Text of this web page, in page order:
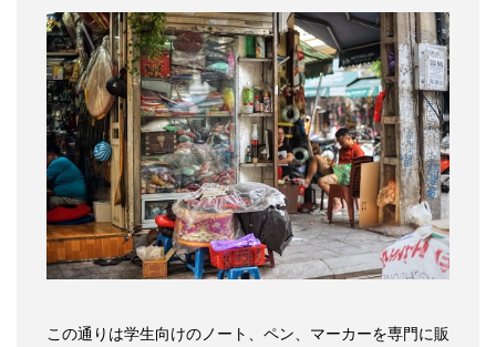
この通りは学生向けのノート、ペン、マーカーを専門に販